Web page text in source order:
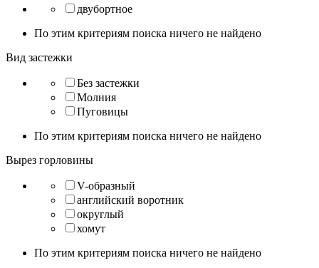
двубортное
По этим критериям поиска ничего не найдено
Вид застежки
Без застежки
Молния
Пуговицы
По этим критериям поиска ничего не найдено
Вырез горловины
V-образный
английский воротник
округлый
хомут
По этим критериям поиска ничего не найдено